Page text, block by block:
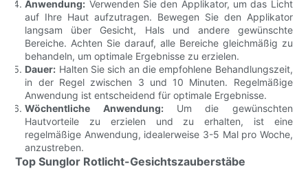
Anwendung: Verwenden Sie den Applikator, um das Licht
auf Ihre Haut aufzutragen. Bewegen Sie den Applikator
langsam über Gesicht, Hals und andere gewünschte
Bereiche. Achten Sie darauf, alle Bereiche gleichmäßig zu
behandeln, um optimale Ergebnisse zu erzielen.
Dauer: Halten Sie sich an die empfohlene Behandlungszeit,
in der Regel zwischen 3 und 10 Minuten. Regelmäßige
Anwendung ist entscheidend für optimale Ergebnisse.
Wöchentliche Anwendung:Um die gewünschten
Hautvorteile zu erzielen und zu erhalten, ist eine
regelmäßige Anwendung, idealerweise 3-5 Mal pro Woche,
anzustreben.
Top Sunglor Rotlicht-Gesichtszauberstäbe